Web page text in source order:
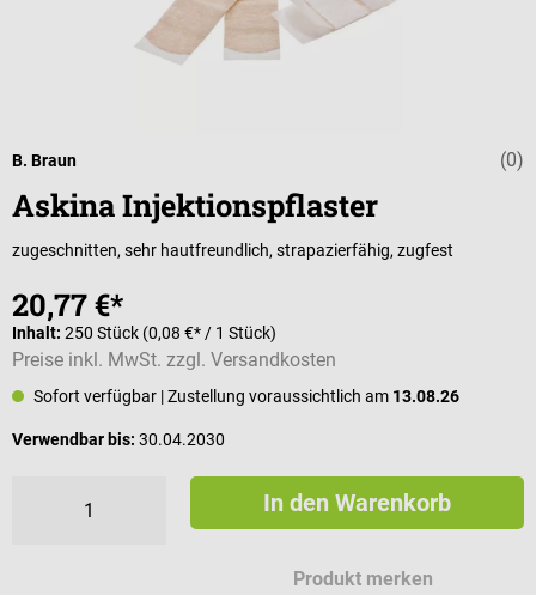
(0)
B. Braun
Askina Injektionspflaster
zugeschnitten, sehr hautfreundlich, strapazierfähig, zugfest
20,77 €*
Inhalt: 250 Stück (0,08 €* / 1 Stück)
Preise inkl. MwSt. zzgl. Versandkosten
Sofort verfügbar | Zustellung voraussichtlich am 13.08.26
Verwendbar bis: 30.04.2030
In den Warenkorb
Produkt merken